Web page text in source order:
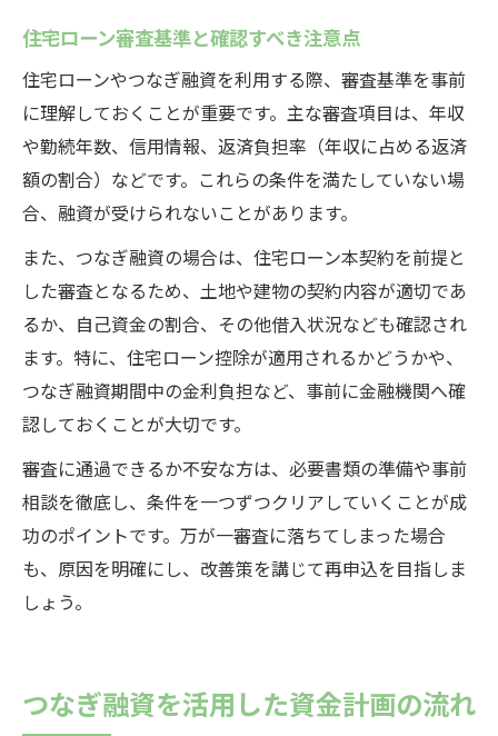
住宅ローン審査基準と確認すべき注意点
住宅ローンやつなぎ融資を利用する際、審査基準を事前
に理解しておくことが重要です。主な審査項目は、年収
や勤続年数、信用情報、返済負担率（年収に占める返済
額の割合）などです。これらの条件を満たしていない場
合、融資が受けられないことがあります。
また、つなぎ融資の場合は、住宅ローン本契約を前提と
した審査となるため、土地や建物の契約内容が適切であ
るか、自己資金の割合、その他借入状況なども確認され
ます。特に、住宅ローン控除が適用されるかどうかや、
つなぎ融資期間中の金利負担など、事前に金融機関へ確
認しておくことが大切です。
審査に通過できるか不安な方は、必要書類の準備や事前
相談を徹底し、条件を一つずつクリアしていくことが成
功のポイントです。万が一審査に落ちてしまった場合
も、原因を明確にし、改善策を講じて再申込を目指しま
しょう。
つなぎ融資を活用した資金計画の流れ